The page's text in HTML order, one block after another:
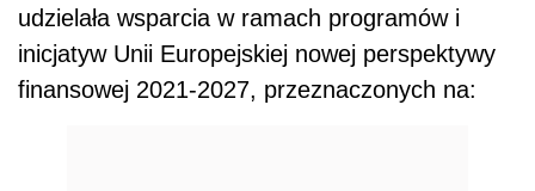
udzielała wsparcia w ramach programów i
inicjatyw Unii Europejskiej nowej perspektywy
finansowej 2021-2027, przeznaczonych na: